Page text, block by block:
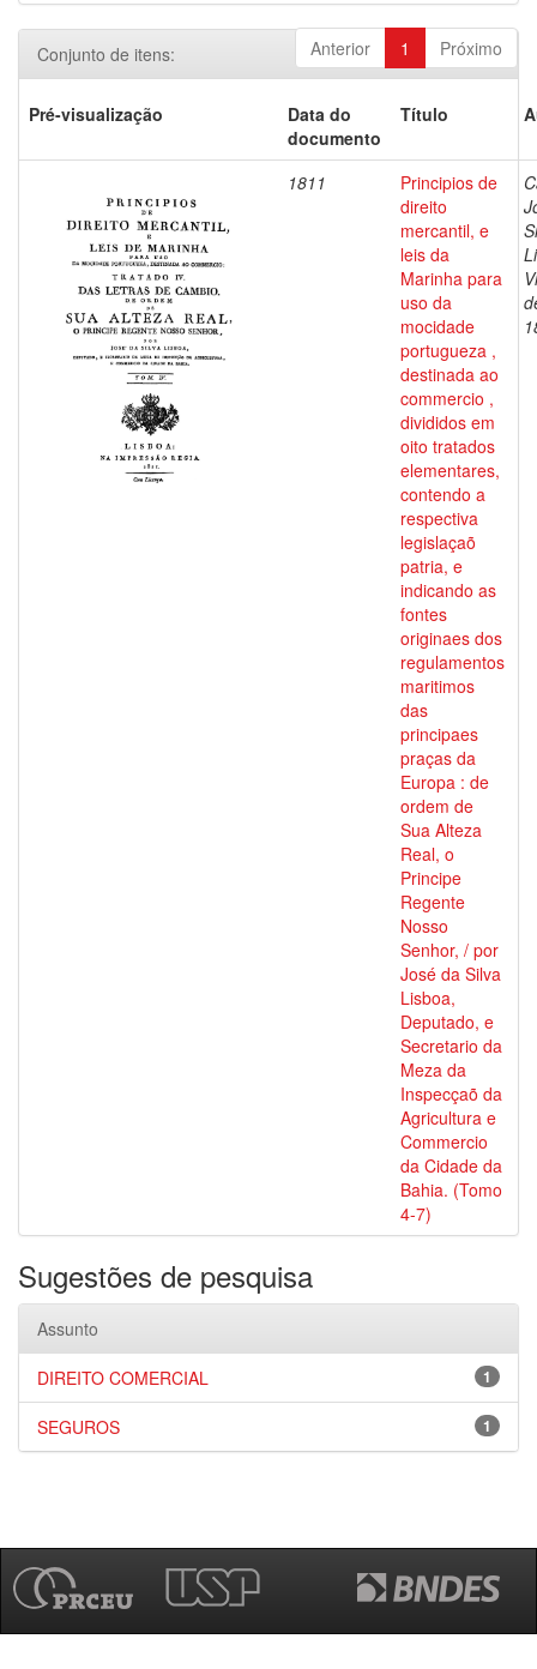
Anterior 1 Próximo
Conjunto de itens:
Pré-visualização
Data do
documento
Título
1811
Principios de
direito
mercantil, e
leis da
Marinha para
uso da
mocidade
portugueza ,
destinada ao
commercio ,
divididos em
oito tratados
elementares,
contendo a
respectiva
legislaçaõ
patria, e
indicando as
fontes
originaes dos
regulamentos
maritimos
das
principaes
praças da
Europa : de
ordem de
Sua Alteza
Real, o
Principe
Regente
Nosso
Senhor, / por
José da Silva
Lisboa,
Deputado, e
Secretario da
Meza da
Inspecçaõ da
Agricultura e
Commercio
da Cidade da
Bahia. (Tomo
4-7)
Sugestões de pesquisa
Assunto
1
DIREITO COMERCIAL
1
SEGUROS